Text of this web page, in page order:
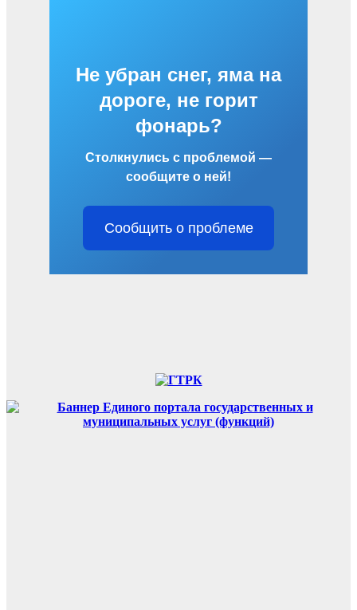
Не убран снег, яма на
дороге, не горит
фонарь?
Столкнулись с проблемой —
сообщите о ней!
Сообщить о проблеме